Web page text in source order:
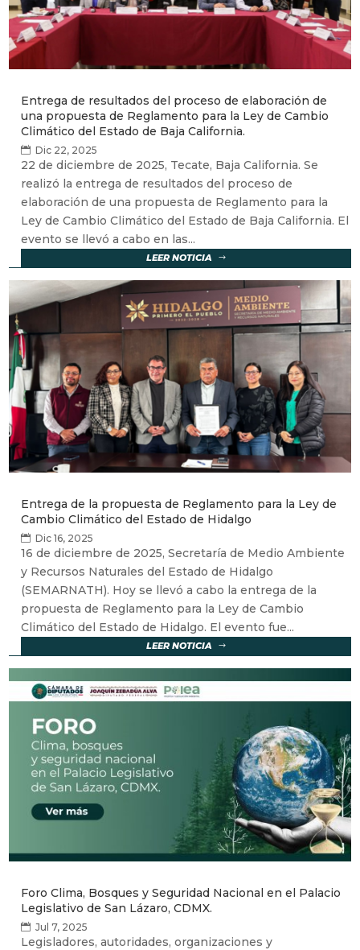
Entrega de resultados del proceso de elaboración de
una propuesta de Reglamento para la Ley de Cambio
Climático del Estado de Baja California.
Dic 22, 2025
22 de diciembre de 2025, Tecate, Baja California. Se
realizó la entrega de resultados del proceso de
elaboración de una propuesta de Reglamento para la
Ley de Cambio Climático del Estado de Baja California. El
evento se llevó a cabo en las...
LEER NOTICIA
Entrega de la propuesta de Reglamento para la Ley de
Cambio Climático del Estado de Hidalgo
Dic 16, 2025
16 de diciembre de 2025, Secretaría de Medio Ambiente
y Recursos Naturales del Estado de Hidalgo
(SEMARNATH). Hoy se llevó a cabo la entrega de la
propuesta de Reglamento para la Ley de Cambio
Climático del Estado de Hidalgo. El evento fue...
LEER NOTICIA
Foro Clima, Bosques y Seguridad Nacional en el Palacio
Legislativo de San Lázaro, CDMX.
Jul 7, 2025
Legisladores, autoridades, organizaciones y